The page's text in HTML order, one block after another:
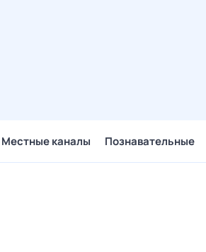
Местные каналы Познавательные